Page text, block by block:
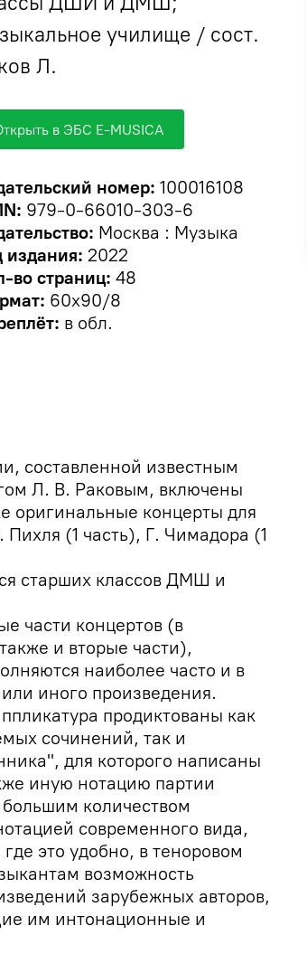
училище / сост.
Л.
в ЭБС E-MUSICA
номер: 100016108
979-0-66010-303-6
Москва : Музыка
издания: 2022
во страниц: 48
60х90/8
в обл.
составленной известным
Л. В. Раковым, включены
оригинальные концерты для
(1 часть), Г. Чимадора (1
старших классов ДМШ и
части концертов (в
и вторые части),
наиболее часто и в
иного произведения.
продиктованы как
сочинений, так и
для которого написаны
иную нотацию партии
количеством
современного вида,
это удобно, в теноровом
возможность
зарубежных авторов,
им интонационные и